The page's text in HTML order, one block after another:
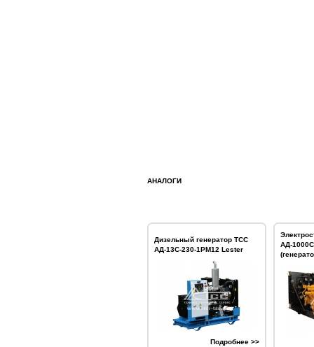
АНАЛОГИ
Дизельный генератор ТСС
АД-13С-230-1РМ12 Lester
Подробнее >>
АД-